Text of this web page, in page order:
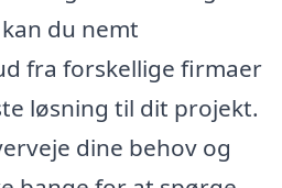
du nemt
fra forskellige firmaer
løsning til dit projekt.
dine behov og